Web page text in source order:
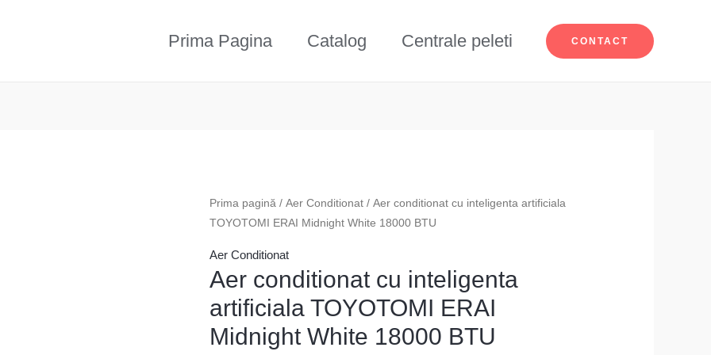
Prima Pagina Catalog Centrale peleti CONTACT
Prima pagină / Aer Conditionat / Aer conditionat cu inteligenta artificiala
TOYOTOMI ERAI Midnight White 18000 BTU
Aer Conditionat
Aer conditionat cu inteligenta
artificiala TOYOTOMI ERAI
Midnight White 18000 BTU